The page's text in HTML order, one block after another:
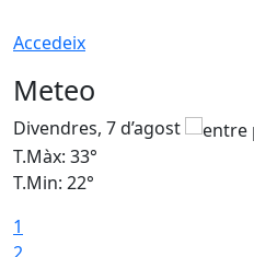
Accedeix
Meteo
Divendres, 7 d’agost
T.Màx: 33°
T.Min: 22°
1